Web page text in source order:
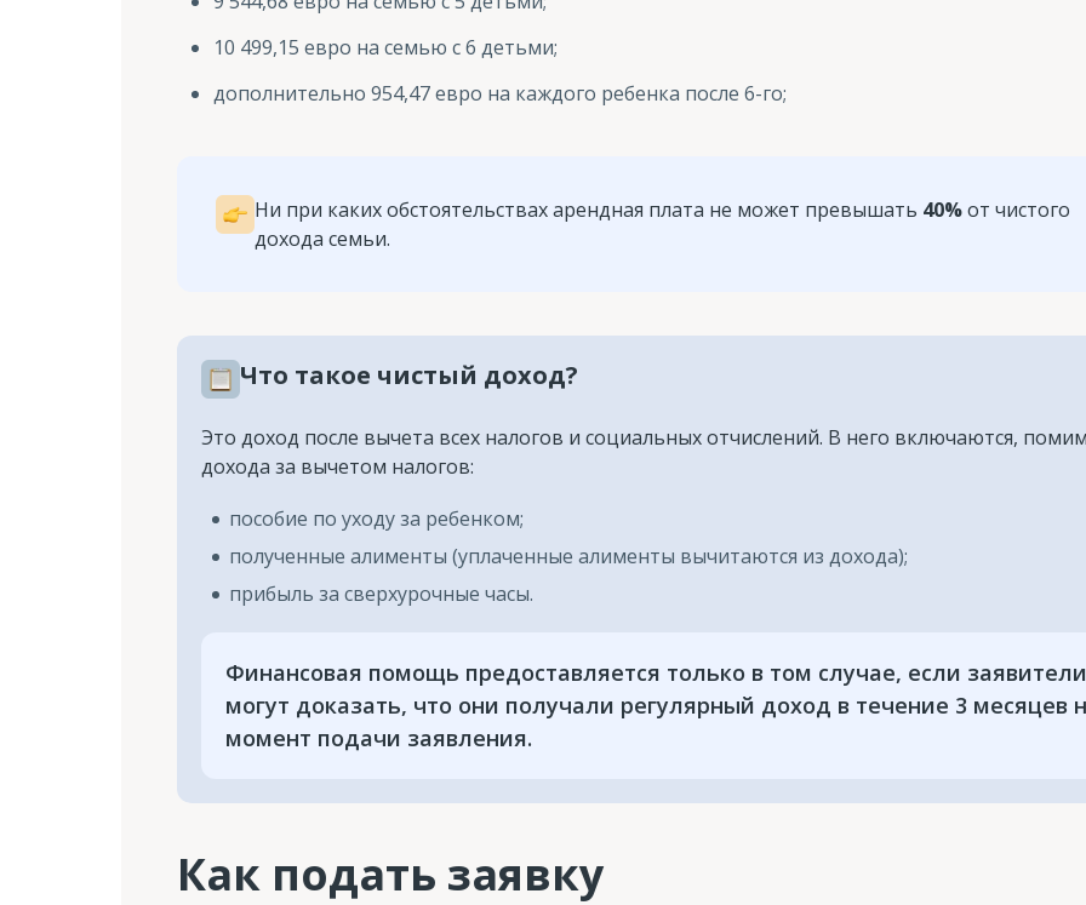
10 499,15 евро на семью с 6 детьми;
дополнительно 954,47 евро на каждого ребенка после 6-го;
Ни при каких обстоятельствах арендная плата не может превышать 40%от чистого
дохода семьи.
Что такое чистый доход?
Это доход после вычета всех налогов и социальных отчислений. В него включаются,
дохода за вычетом налогов:
пособие по уходу за ребенком;
полученные алименты (уплаченные алименты вычитаются из дохода);
прибыль за сверхурочные часы.
Финансовая помощь предоставляется только в том случае, если заявители
могут доказать, что они получали регулярный доход в течение 3 месяцев
момент подачи заявления.
Как подать заявку